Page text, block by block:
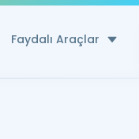
Faydalı Araçlar